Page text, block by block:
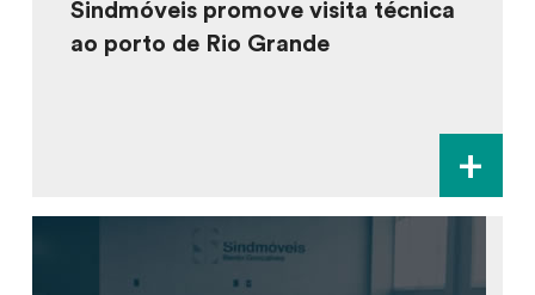
Sindmóveis promove visita técnica
ao porto de Rio Grande
+